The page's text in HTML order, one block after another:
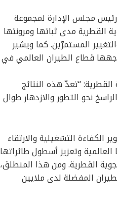
مجلس الإدارة لمجموعة
القطرية مدى ثباتها ومرونتها
المستمرّين. كما ويشير
قطاع الطيران العالمي في
“تعدّ هذه النتائج
نحو التطور والازدهار طوال
التشغيلية والارتقاء
وتعزيز أسطول طائراتها
القطرية. ومن هذا المنطلق،
المفضلة لدى ملايين